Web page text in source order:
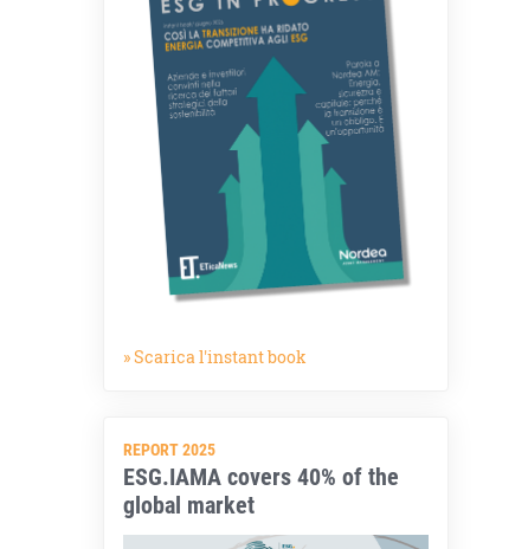
» Scarica l'instant book
REPORT 2025
ESG.IAMA covers 40% of the
global market